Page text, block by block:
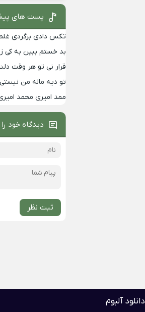
پست های
تکس دادی برگردی
بد خستم ببین به کی
قرار نی تو هر وقت
تو دیه ماله من
ممد امیری محمد
دیدگاه خود
ثبت نظر
دانلود آلبوم